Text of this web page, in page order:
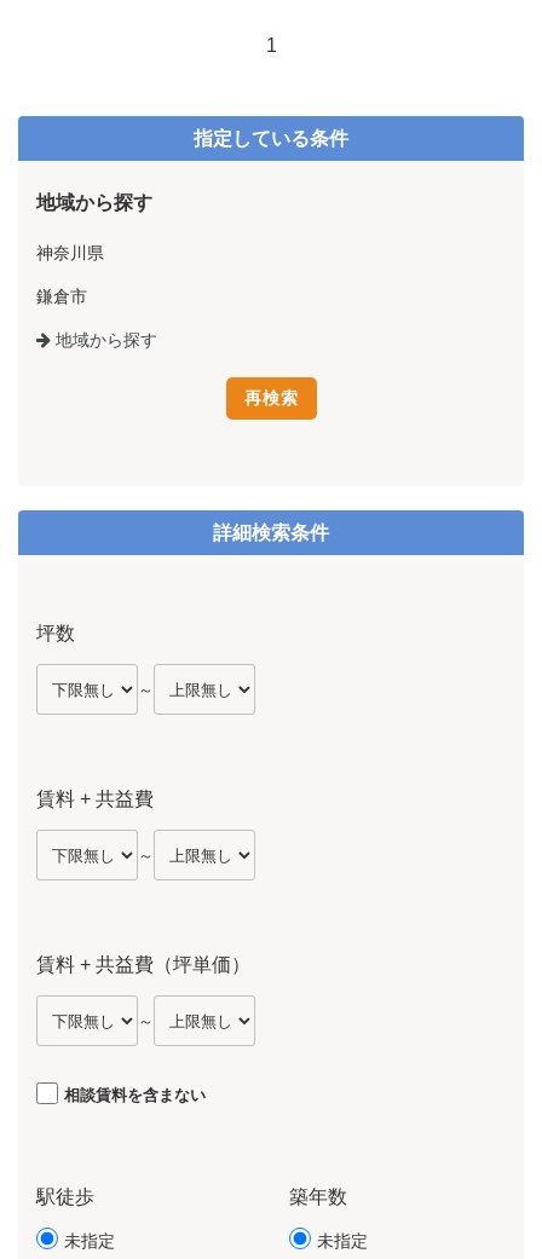
1
指定している条件
地域から探す
神奈川県
鎌倉市
地域から探す
詳細検索条件
坪数
～
賃料 + 共益費
～
賃料 + 共益費（坪単価）
～
相談賃料を含まない
駅徒歩
未指定
築年数
未指定